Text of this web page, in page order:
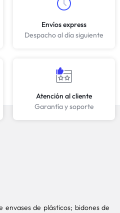
Envíos express
Despacho al día siguiente
Atención al cliente
Garantía y soporte
envases de plásticos; bidones de